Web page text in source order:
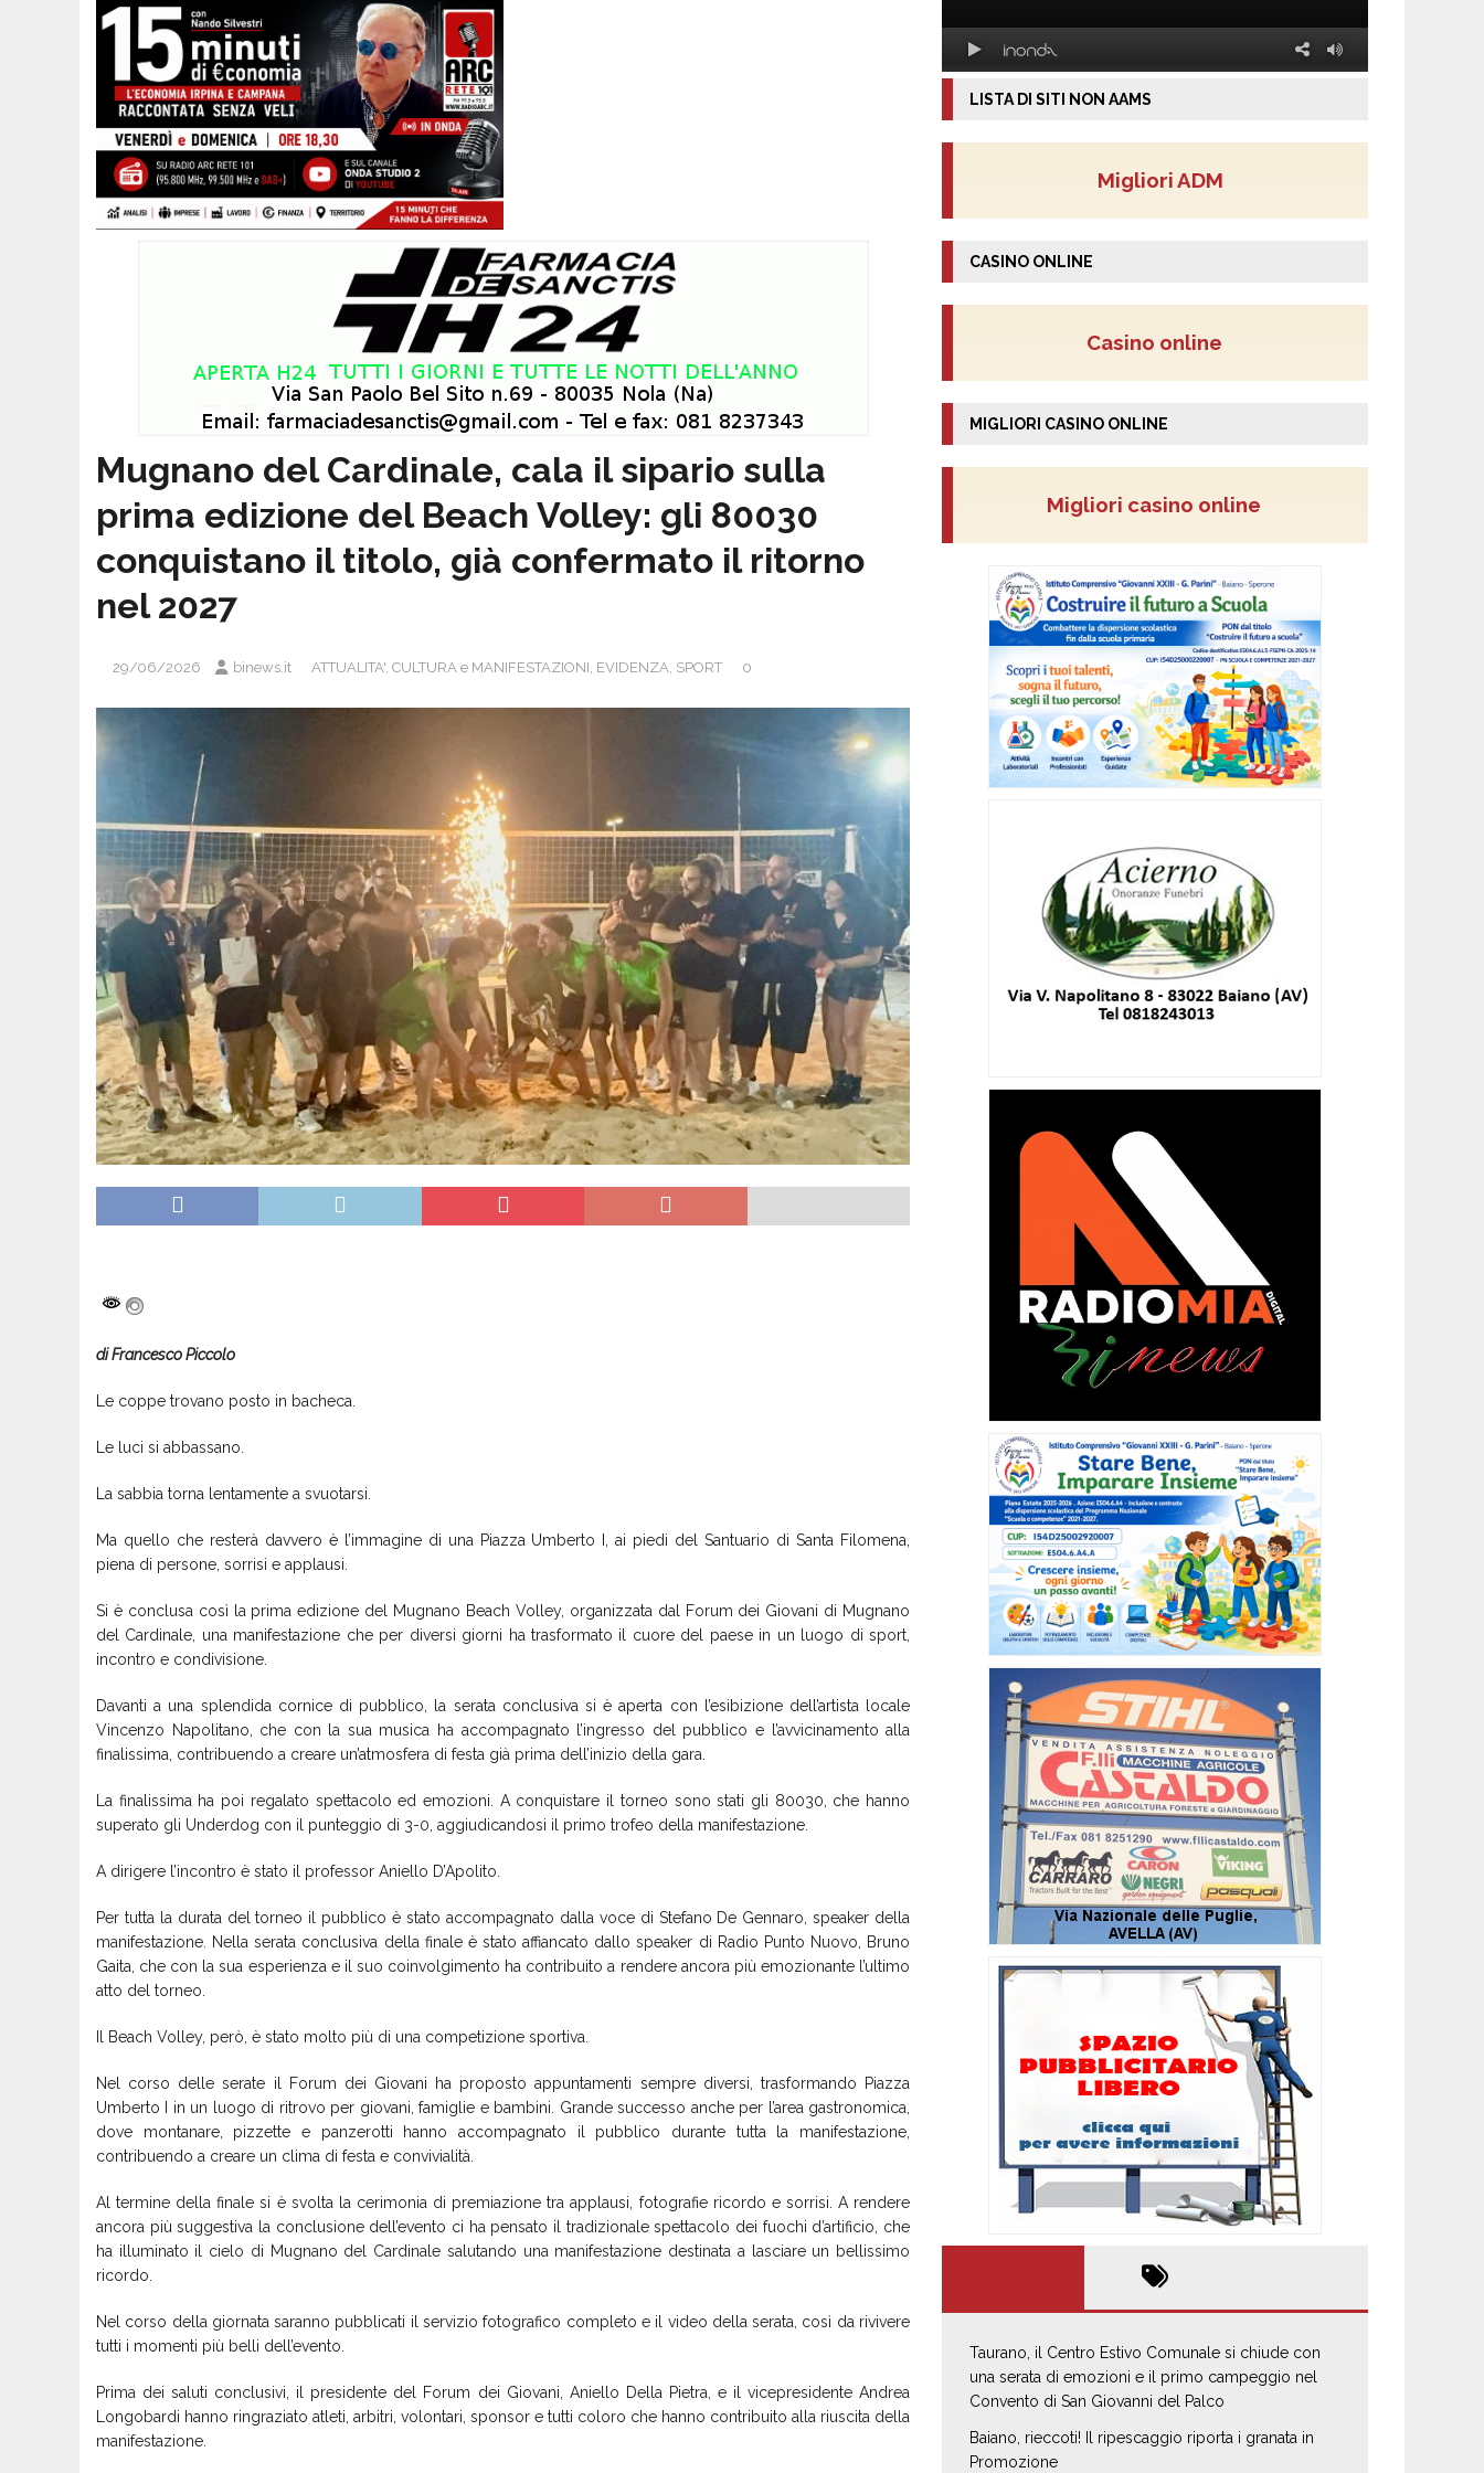
Mugnano del Cardinale, cala il sipario sulla
prima edizione del Beach Volley: gli 80030
conquistano il titolo, già confermato il ritorno
nel 2027
29/06/2026 binews.it ATTUALITA' CULTURA e MANIFESTAZIONI EVIDENZA SPORT 0
di Francesco Piccolo
Le coppe trovano posto in bacheca.
Le luci si abbassano.
La sabbia torna lentamente a svuotarsi.
Ma quello che resterà davvero è l’immagine di una Piazza Umberto I, ai piedi del Santuario di Santa Filomena,
piena di persone, sorrisi e applausi.
Si è conclusa così la prima edizione del Mugnano Beach Volley, organizzata dal Forum dei Giovani di Mugnano
del Cardinale, una manifestazione che per diversi giorni ha trasformato il cuore del paese in un luogo di sport,
incontro e condivisione.
Davanti a una splendida cornice di pubblico, la serata conclusiva si è aperta con l’esibizione dell’artista locale
Vincenzo Napolitano, che con la sua musica ha accompagnato l’ingresso del pubblico e l’avvicinamento alla
finalissima, contribuendo a creare un’atmosfera di festa già prima dell’inizio della gara.
La finalissima ha poi regalato spettacolo ed emozioni. A conquistare il torneo sono stati gli 80030, che hanno
superato gli Underdog con il punteggio di 3-0, aggiudicandosi il primo trofeo della manifestazione.
A dirigere l’incontro è stato il professor Aniello D’Apolito.
Per tutta la durata del torneo il pubblico è stato accompagnato dalla voce di Stefano De Gennaro, speaker della
manifestazione. Nella serata conclusiva della finale è stato affiancato dallo speaker di Radio Punto Nuovo, Bruno
Gaita, che con la sua esperienza e il suo coinvolgimento ha contribuito a rendere ancora più emozionante l’ultimo
atto del torneo.
Il Beach Volley, però, è stato molto più di una competizione sportiva.
Nel corso delle serate il Forum dei Giovani ha proposto appuntamenti sempre diversi, trasformando Piazza
Umberto I in un luogo di ritrovo per giovani, famiglie e bambini. Grande successo anche per l’area gastronomica,
dove montanare, pizzette e panzerotti hanno accompagnato il pubblico durante tutta la manifestazione,
contribuendo a creare un clima di festa e convivialità.
Al termine della finale si è svolta la cerimonia di premiazione tra applausi, fotografie ricordo e sorrisi. A rendere
ancora più suggestiva la conclusione dell’evento ci ha pensato il tradizionale spettacolo dei fuochi d’artificio, che
ha illuminato il cielo di Mugnano del Cardinale salutando una manifestazione destinata a lasciare un bellissimo
ricordo.
Nel corso della giornata saranno pubblicati il servizio fotografico completo e il video della serata, così da rivivere
tutti i momenti più belli dell’evento.
Prima dei saluti conclusivi, il presidente del Forum dei Giovani, Aniello Della Pietra, e il vicepresidente Andrea
Longobardi hanno ringraziato atleti, arbitri, volontari, sponsor e tutti coloro che hanno contribuito alla riuscita della
manifestazione.
LISTA DI SITI NON AAMS
Migliori ADM
CASINO ONLINE
Casino online
MIGLIORI CASINO ONLINE
Migliori casino online
Taurano, il Centro Estivo Comunale si chiude con
una serata di emozioni e il primo campeggio nel
Convento di San Giovanni del Palco
Baiano, rieccoti! Il ripescaggio riporta i granata in
Promozione